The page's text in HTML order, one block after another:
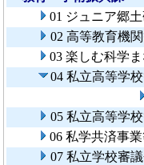
01 ジュニア郷
02 高等教育機
03 楽しむ科学
04 私立高等学
05 私立高等学
06 私学共済事
07 私立学校審